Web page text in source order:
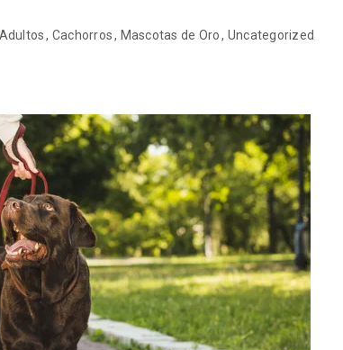
Adultos , Cachorros, Mascotas de Oro , Uncategorized